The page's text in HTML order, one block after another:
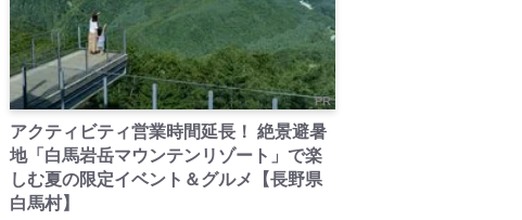
PR
アクティビティ営業時間延長！ 絶景避暑
地「白馬岩岳マウンテンリゾート」で楽
しむ夏の限定イベント＆グルメ【長野県
白馬村】